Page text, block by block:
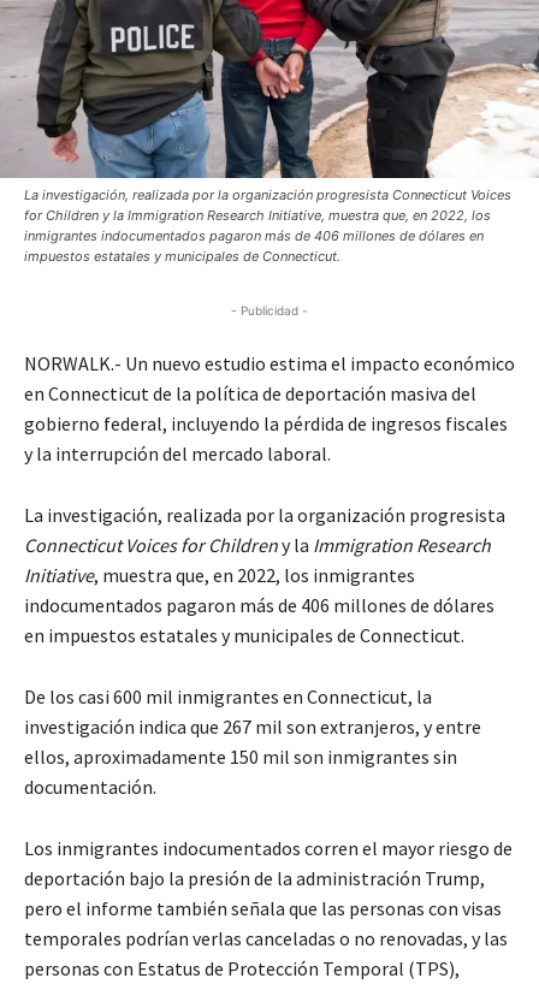
La investigación, realizada por la organización progresista Connecticut Voices
for Children y la Immigration Research Initiative, muestra que, en 2022, los
inmigrantes indocumentados pagaron más de 406 millones de dólares en
impuestos estatales y municipales de Connecticut.
- Publicidad -
NORWALK.- Un nuevo estudio estima el impacto económico
en Connecticut de la política de deportación masiva del
gobierno federal, incluyendo la pérdida de ingresos fiscales
y la interrupción del mercado laboral.
La investigación, realizada por la organización progresista
Connecticut Voices for Childreny la Immigration Research
Initiative, muestra que, en 2022, los inmigrantes
indocumentados pagaron más de 406 millones de dólares
en impuestos estatales y municipales de Connecticut.
De los casi 600 mil inmigrantes en Connecticut, la
investigación indica que 267 mil son extranjeros, y entre
ellos, aproximadamente 150 mil son inmigrantes sin
documentación.
Los inmigrantes indocumentados corren el mayor riesgo de
deportación bajo la presión de la administración Trump,
pero el informe también señala que las personas con visas
temporales podrían verlas canceladas o no renovadas, y las
personas con Estatus de Protección Temporal (TPS),